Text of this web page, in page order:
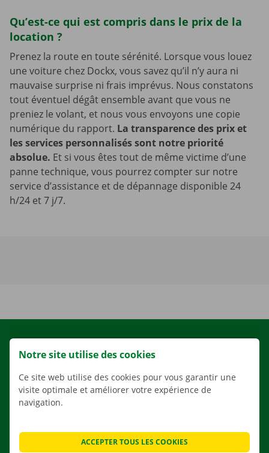
Qu’est-ce qui est compris dans le prix de la
location ?
Prenez la route en toute sérénité. Lorsque vous louez
une voiture chez Dockx, vous savez qu’il n’y aura ni
mauvaise surprise ni frais imprévus. Nous constatons
tout éventuel dégât ensemble avant que vous ne
preniez le volant, et nous vous envoyons une copie
numérique du rapport. La transparence des prix et
les services personnalisés sont notre priorité
absolue. Et si vous êtes tout de même victime d’une
panne technique, vous pourrez compter sur notre
service d’assistance et de dépannage disponible 24
h/24 et 7 j/7.
NOS VÉHICULES
NOS SERVICES
SOLUTIONS DE DÉMÉNAGEMENT
Notre site utilise des cookies
Ce site web utilise des cookies pour vous garantir une
visite optimale et améliorer votre expérience de
navigation.
ACCEPTER TOUS LES COOKIES